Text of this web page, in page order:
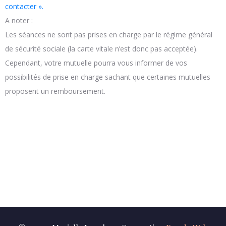
contacter ».
A noter :
Les séances ne sont pas prises en charge par le régime général
de sécurité sociale (la carte vitale n’est donc pas acceptée).
Cependant, votre mutuelle pourra vous informer de vos
possibilités de prise en charge sachant que certaines mutuelles
proposent un remboursement.